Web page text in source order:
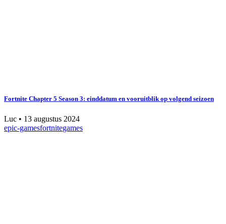
Fortnite Chapter 5 Season 3: einddatum en vooruitblik op volgend seizoen
Luc • 13 augustus 2024
epic-gamesfortnitegames